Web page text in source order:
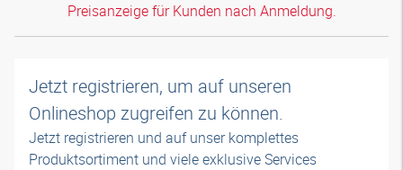
Preisanzeige für Kunden nach Anmeldung.
Jetzt registrieren, um auf unseren
Onlineshop zugreifen zu können.
Jetzt registrieren und auf unser komplettes
Produktsortiment und viele exklusive Services